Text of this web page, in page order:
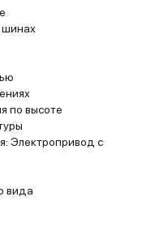
шинах
по высоте
Электропривод с
вида